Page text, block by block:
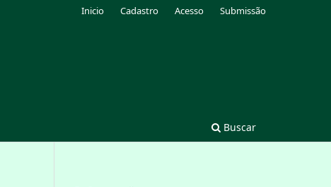
Buscar
Inicio Cadastro Acesso Submissão